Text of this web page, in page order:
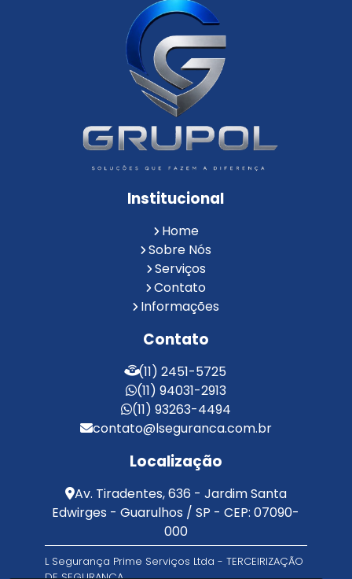
Empresa de Instalação de Câmeras de Segurança
Empresa de Limpeza e Portaria
Empresas de Limpeza de Condomínios
Empresas de Monitoramento Cftv
Facility Terceirização
Instalação de Cftv
Instalação de Cercas Elétricas Residenciais
Monitoramento de Alarme 24 Horas
Portaria e Limpeza
Portaria Inteligente
Portaria Remota
Reconhecimento Facial em Condomínios
Reconhecimento Facial para Condomínios
Reconhecimento Facial para Portaria
Reconhecimento Facial Portaria
Serviço de Limpeza Terceirizado
Serviço de Portaria e Limpeza
Serviços de Limpeza e Portaria
Terceirização de Facilities
Terceirização de Portaria
Zeladoria de Condomínios
Institucional
Home
Sobre Nós
Serviços
Contato
Informações
Contato
(11) 2451-5725
(11) 94031-2913
(11) 93263-4494
contato@lseguranca.com.br
Localização
Av. Tiradentes, 636 - Jardim Santa
Edwirges - Guarulhos / SP - CEP: 07090-
000
L Segurança Prime Serviços Ltda - TERCEIRIZAÇÃO